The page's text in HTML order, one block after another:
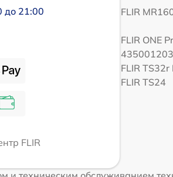
до 21:00
FLIR
FLIR
FLIR ONE
435001203
FLIR TS32r
FLIR TS24